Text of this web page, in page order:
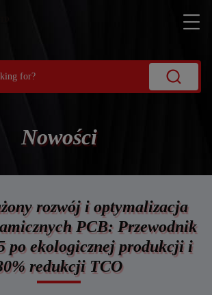
Nowości
rozwój i optymalizacja
PCB: Przewodnik
po ekologicznej produkcji i
redukcji TCO